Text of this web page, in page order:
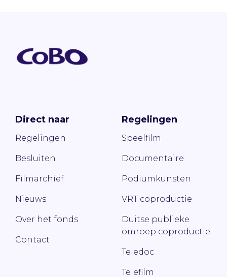
Direct naar
Regelingen
Besluiten
Filmarchief
Nieuws
Over het fonds
Contact
Regelingen
Speelfilm
Documentaire
Podiumkunsten
VRT coproductie
Duitse publieke
omroep coproductie
Teledoc
Telefilm